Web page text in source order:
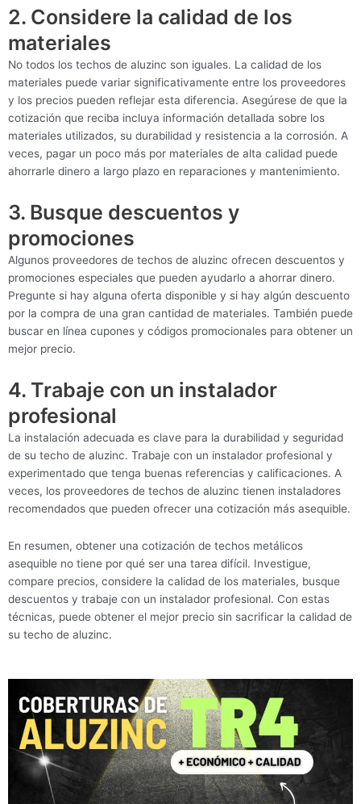
2. Considere la calidad de los
materiales
No todos los techos de aluzinc son iguales. La calidad de los
materiales puede variar significativamente entre los proveedores
y los precios pueden reflejar esta diferencia. Asegúrese de que la
cotización que reciba incluya información detallada sobre los
materiales utilizados, su durabilidad y resistencia a la corrosión. A
veces, pagar un poco más por materiales de alta calidad puede
ahorrarle dinero a largo plazo en reparaciones y mantenimiento.
3. Busque descuentos y
promociones
Algunos proveedores de techos de aluzinc ofrecen descuentos y
promociones especiales que pueden ayudarlo a ahorrar dinero.
Pregunte si hay alguna oferta disponible y si hay algún descuento
por la compra de una gran cantidad de materiales. También puede
buscar en línea cupones y códigos promocionales para obtener un
mejor precio.
4. Trabaje con un instalador
profesional
La instalación adecuada es clave para la durabilidad y seguridad
de su techo de aluzinc. Trabaje con un instalador profesional y
experimentado que tenga buenas referencias y calificaciones. A
veces, los proveedores de techos de aluzinc tienen instaladores
recomendados que pueden ofrecer una cotización más asequible.
En resumen, obtener una cotización de techos metálicos
asequible no tiene por qué ser una tarea difícil. Investigue,
compare precios, considere la calidad de los materiales, busque
descuentos y trabaje con un instalador profesional. Con estas
técnicas, puede obtener el mejor precio sin sacrificar la calidad de
su techo de aluzinc.